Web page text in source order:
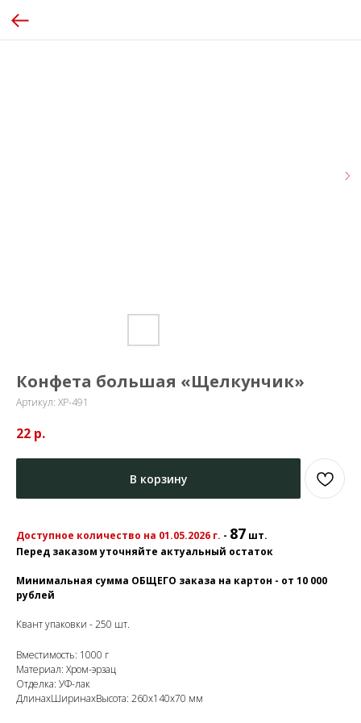
Конфета большая «Щелкунчик»
Артикул: ХР-491
22 р.
В корзину
Доступное количество на 01.05.2026 г. - 87 шт.
Перед заказом уточняйте актуальный остаток
Минимальная сумма ОБЩЕГО заказа на картон - от 10 000
рублей
Квант упаковки - 250 шт.
Вместимость: 1000 г
Материал: Хром-эрзац
Отделка: УФ-лак
ДлинахШиринахВысота: 260x140x70 мм